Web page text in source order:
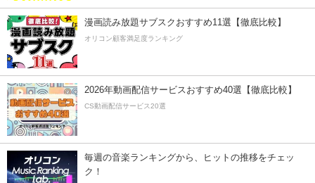
漫画読み放題サブスクおすすめ11選【徹底比較】
オリコン顧客満足度ランキング
2026年動画配信サービスおすすめ40選【徹底比較】
CS動画配信サービス20選
毎週の音楽ランキングから、ヒットの推移をチェッ
ク！